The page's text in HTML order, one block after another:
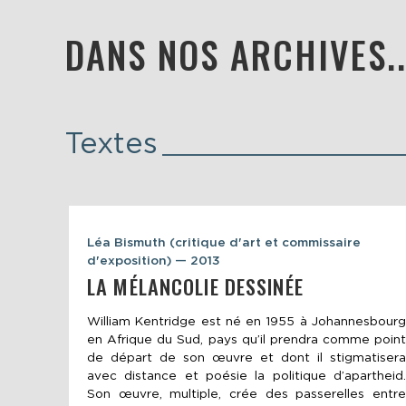
DANS NOS
Textes
Léa Bismuth (critique d'art et commissaire
d'exposition) — 2013
LA MÉLANCOLIE DESSINÉE
William Kentridge est né en 1955 à Johannesbourg
en Afrique du Sud, pays qu’il prendra comme point
de départ de son œuvre et dont il stigmatisera
avec distance et poésie la politique d’apartheid.
Son œuvre, multiple, crée des passerelles entre